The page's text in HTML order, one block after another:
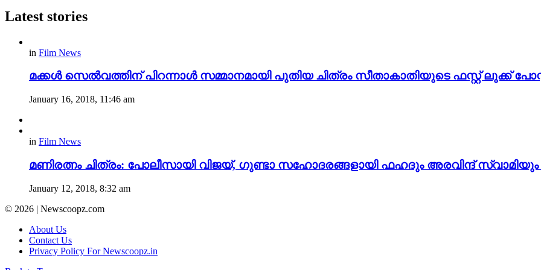
Latest stories
in Film News
മക്കൾ സെൽവത്തിന് പിറന്നാൾ സമ്മാനമായി പുതിയ ചിത്രം സീതാകാതിയുടെ ഫസ്റ്റ് ലുക്ക്
January 16, 2018, 11:46 am
in Film News
മണിരത്നം ചിത്രം: പോലീസായി വിജയ്, ഗുണ്ടാ സഹോദരങ്ങളായി ഫഹദും അരവിന്ദ് സ്വാമിയും
January 12, 2018, 8:32 am
© 2026 | Newscoopz.com
About Us
Contact Us
Privacy Policy For Newscoopz.in